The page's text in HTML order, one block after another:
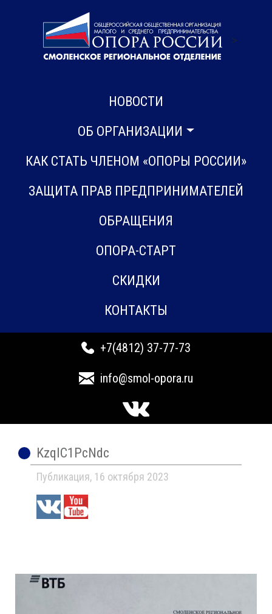
+7(4812) 37-77-73
info@smol-opora.ru
>
НОВОСТИ
ОБ ОРГАНИЗАЦИИ
КАК СТАТЬ ЧЛЕНОМ «ОПОРЫ РОССИИ»
ЗАЩИТА ПРАВ ПРЕДПРИНИМАТЕЛЕЙ
ОБРАЩЕНИЯ
ОПОРА-СТАРТ
СКИДКИ
КОНТАКТЫ
KzqIC1PcNdc
Публикация, 16 октября 2023